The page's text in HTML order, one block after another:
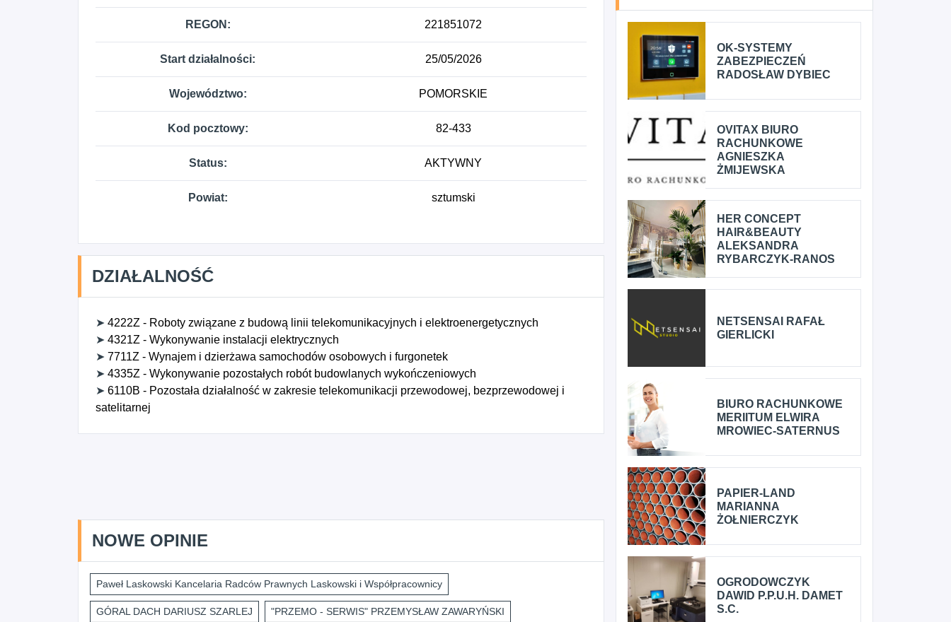
REGON: 221851072
Start działalności: 25/05/2026
Województwo: POMORSKIE
Kod pocztowy: 82-433
Status: AKTYWNY
Powiat: sztumski
DZIAŁALNOŚĆ
➤ 4222Z - Roboty związane z budową linii telekomunikacyjnych i elektroenergetycznych
➤ 4321Z - Wykonywanie instalacji elektrycznych
➤ 7711Z - Wynajem i dzierżawa samochodów osobowych i furgonetek
➤ 4335Z - Wykonywanie pozostałych robót budowlanych wykończeniowych
➤ 6110B - Pozostała działalność w zakresie telekomunikacji przewodowej, bezprzewodowej i
satelitarnej
NOWE OPINIE
Paweł Laskowski Kancelaria Radców Prawnych Laskowski i Współpracownicy
GÓRAL DACH DARIUSZ SZARLEJ "PRZEMO - SERWIS" PRZEMYSŁAW ZAWARYŃSKI
OK-SYSTEMY
ZABEZPIECZEŃ
RADOSŁAW DYBIEC
OVITAX BIURO
RACHUNKOWE
AGNIESZKA
ŻMIJEWSKA
HER CONCEPT
HAIR&BEAUTY
ALEKSANDRA
RYBARCZYK-RANOS
NETSENSAI RAFAŁ
GIERLICKI
BIURO RACHUNKOWE
MERIITUM ELWIRA
MROWIEC-SATERNUS
PAPIER-LAND
MARIANNA
ŻOŁNIERCZYK
OGRODOWCZYK
DAWID P.P.U.H. DAMET
S.C.